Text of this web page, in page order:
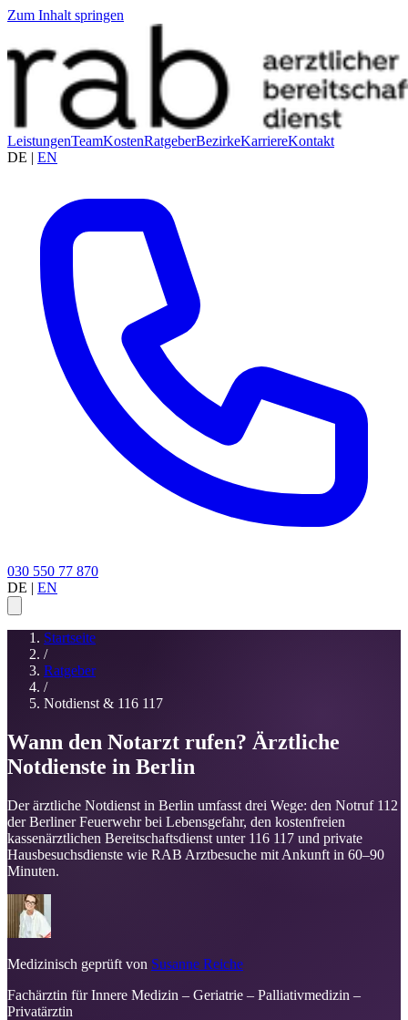
Zum Inhalt springen
LeistungenTeamKostenRatgeberBezirkeKarriereKontakt
DE | EN
030 550 77 870
DE | EN
Startseite
/
Ratgeber
/
Notdienst & 116 117
Wann den Notarzt rufen? Ärztliche
Notdienste in Berlin
Der ärztliche Notdienst in Berlin umfasst drei Wege: den Notruf 112
der Berliner Feuerwehr bei Lebensgefahr, den kostenfreien
kassenärztlichen Bereitschaftsdienst unter 116 117 und private
Hausbesuchsdienste wie RAB Arztbesuche mit Ankunft in 60–90
Minuten.
Medizinisch geprüft von Susanne Reiche
Fachärztin für Innere Medizin – Geriatrie – Palliativmedizin –
Privatärztin